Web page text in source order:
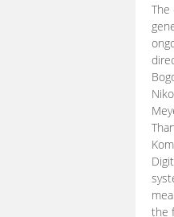
The
the